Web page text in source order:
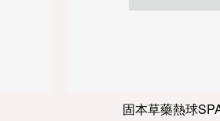
固本草藥熱球